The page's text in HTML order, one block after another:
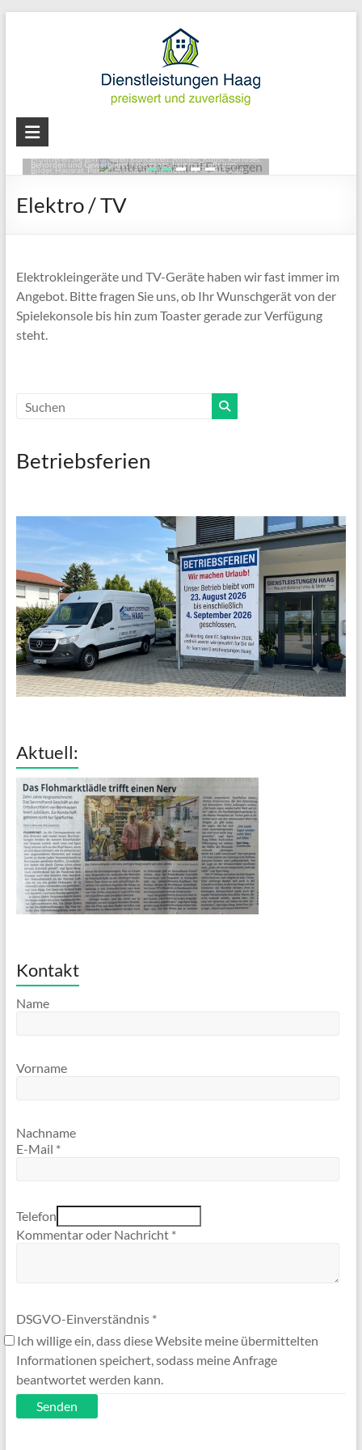
Dienstleistungen
Haag
Entrümpeln
Entrümpeln und Entsorgen
Behörden und Gewerbebetriebe ganzjährig im Großraum
Stuttgart.
mehr lesen
Elektro / TV
Elektrokleingeräte und TV-Geräte haben wir fast immer im
Angebot. Bitte fragen Sie uns, ob Ihr Wunschgerät von der
Spielekonsole bis hin zum Toaster gerade zur Verfügung
steht.
Betriebsferien
Aktuell:
Kontakt
Name
Vorname
Nachname
E-Mail *
Telefon
Kommentar oder Nachricht *
DSGVO-Einverständnis *
Ich willige ein, dass diese Website meine übermittelten
Informationen speichert, sodass meine Anfrage
beantwortet werden kann.
Senden